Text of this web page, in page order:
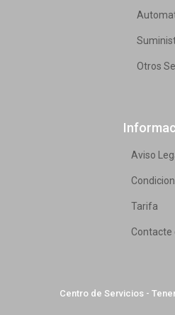
Otros
Aviso
Tarifa
Contacte
Centro de Servicios -